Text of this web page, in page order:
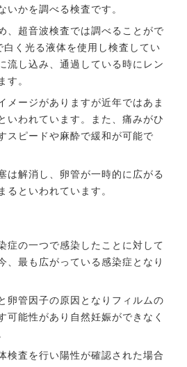
いかを調べる検査です。
、超音波検査では調べることがで
白く光る液体を使用し検査してい
流し込み、通過している時にレン
す。
メージがありますが近年ではあま
いわれています。また、痛みがひ
スピードや麻酔で緩和が可能で
は解消し、卵管が一時的に広がる
るといわれています。
症の一つで感染したことに対して
、最も広がっている感染症となり
卵管因子の原因となりフィルムの
可能性があり自然妊娠ができなく
検査を行い陽性が確認された場合